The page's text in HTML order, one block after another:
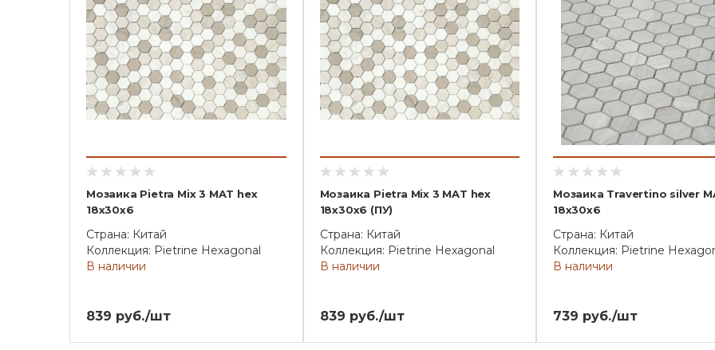
Мозаика Pietra Mix 3 MAT hex
18x30x6
Страна: Китай
Коллекция: Pietrine Hexagonal
В наличии
839 руб./шт
Мозаика Pietra Mix 3 MAT hex
18x30x6 (ПУ)
Страна: Китай
Коллекция: Pietrine Hexagonal
В наличии
839 руб./шт
Мозаика Travertino silver
18x30x6
Страна: Китай
Коллекция: Pietrine
В наличии
739 руб./шт